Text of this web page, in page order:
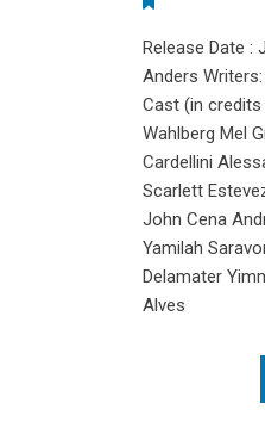
Release Date :
Anders
Cast (in credits
Wahlberg Mel
Cardellini
Scarlett
John Cena
Yamilah
Delamater
Alves